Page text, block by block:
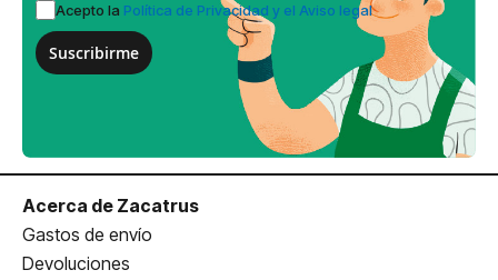
Acepto la Política de Privacidad y el Aviso legal
Suscribirme
Acerca de Zacatrus
Gastos de envío
Devoluciones